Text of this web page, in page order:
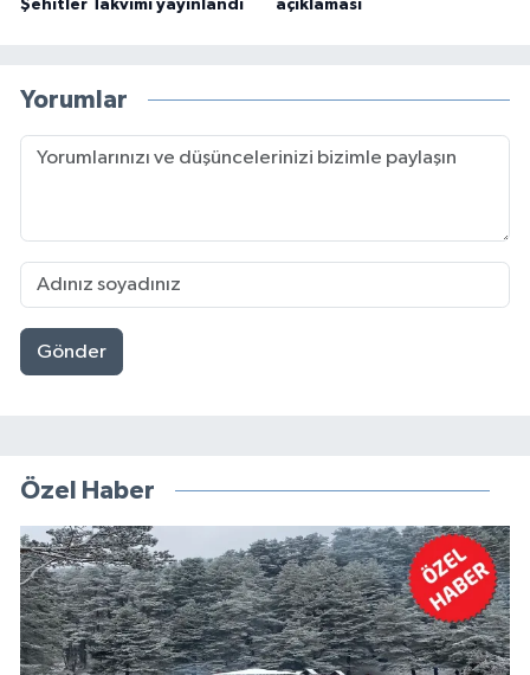
Şehitler Takvimi yayınlandı açıklaması
Yorumlar
Gönder
Özel Haber